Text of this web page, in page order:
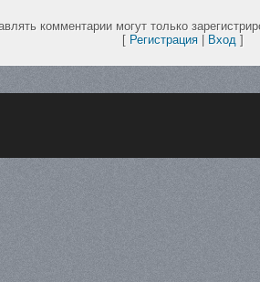
комментарии могут только
[ Регистрация Вход ]